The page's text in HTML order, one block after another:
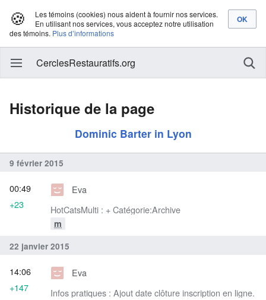
🍪
Les témoins (cookies) nous aident à fournir nos services.
En utilisant nos services, vous acceptez notre utilisation
des témoins. Plus d’informations
CerclesRestauratifs.org
Historique de la page
Dominic Barter in Lyon
9 février 2015
Eva
HotCatsMulti : + Catégorie:Archive
m
00:49
+23
22 janvier 2015
Eva
Infos pratiques : Ajout date clôture inscription en ligne.
14:06
+147